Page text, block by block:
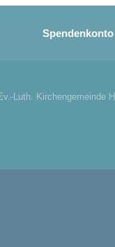
Spendenkonto
Luth. Kirchengemeinde